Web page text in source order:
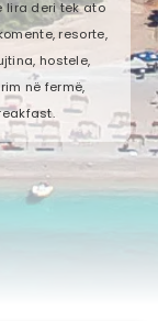
lira deri tek ato
resorte,
hostele,
në fermë,